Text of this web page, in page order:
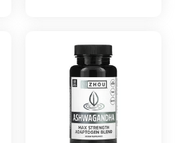
ГМО и глютена